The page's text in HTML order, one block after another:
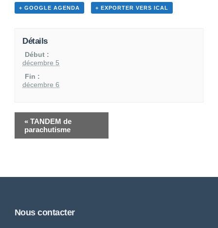
+ GOOGLE AGENDA + EXPORTER VERS ICAL
Détails
Début :
décembre 5
Fin :
décembre 6
« TANDEM de
parachutisme
Nous contacter